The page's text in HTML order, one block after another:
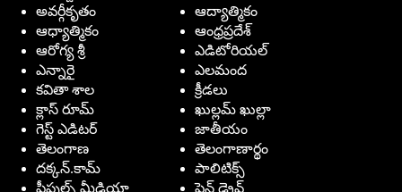
అవర్గీకృతం
ఆద్యాత్మికం
ఆధ్యాత్మికం
ఆంధ్రప్రదేశ్
ఆరోగ్య శ్రీ
ఎడిటోరియల్
ఎన్నారై
ఎలమంద
కవితా శాల
క్రీడలు
క్లాస్ రూమ్
ఖుల్లమ్ ఖుల్లా
గెస్ట్ ఎడిటర్
జాతీయం
తెలంగాణ
తెలంగాణార్థం
దక్కన్.కామ్
పాలిటిక్స్
పీపుల్స్ ‌మీడియా
పెన్ డ్రైవ్